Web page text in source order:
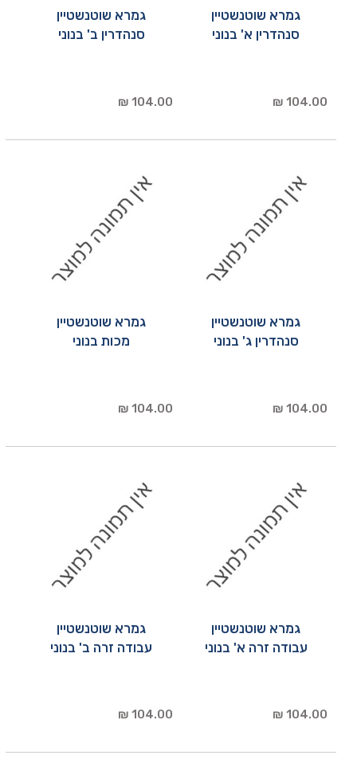
גמרא שוטנשטיין
סנהדרין א' בנוני
104.00 ₪
גמרא שוטנשטיין
סנהדרין ב' בנוני
104.00 ₪
גמרא שוטנשטיין
סנהדרין ג' בנוני
104.00 ₪
גמרא שוטנשטיין
מכות בנוני
104.00 ₪
גמרא שוטנשטיין
עבודה זרה א' בנוני
104.00 ₪
גמרא שוטנשטיין
עבודה זרה ב' בנוני
104.00 ₪